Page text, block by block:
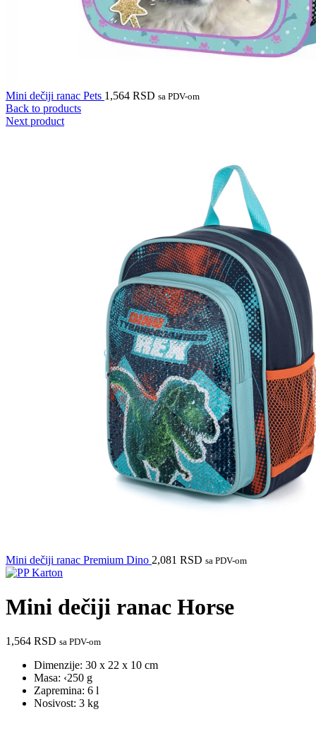
Mini dečiji ranac Pets 1,564 RSD sa PDV-om
Back to products
Next product
Mini dečiji ranac Premium Dino 2,081 RSD sa PDV-om
Mini dečiji ranac Horse
1,564 RSD sa PDV-om
Dimenzije: 30 x 22 x 10 cm
Masa: ‹250 g
Zapremina: 6 l
Nosivost: 3 kg